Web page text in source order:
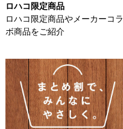
ロハコ限定商品
ロハコ限定商品やメーカーコラ
ボ商品をご紹介